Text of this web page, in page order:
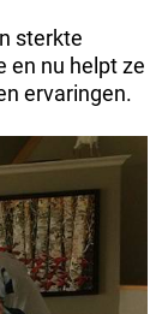
sterkte
en nu helpt ze
ervaringen.